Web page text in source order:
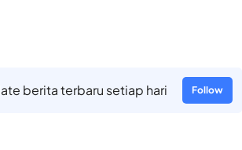
berita terbaru setiap hari Follow